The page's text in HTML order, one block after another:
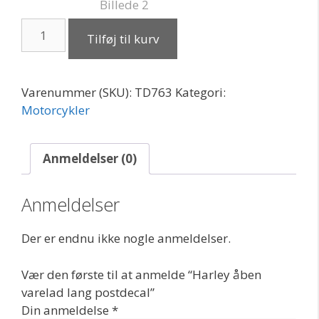
åben
postdecal
antal
Tilføj til kurv
Varenummer (SKU): TD763 Kategori:
Motorcykler
Anmeldelser (0)
Anmeldelser
Der er endnu ikke nogle anmeldelser.
Vær den første til at anmelde “Harley åben
varelad lang postdecal”
Din anmeldelse *